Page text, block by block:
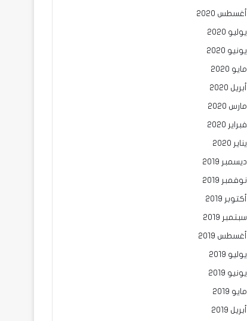
أغسطس 2020
يوليو 2020
يونيو 2020
مايو 2020
أبريل 2020
مارس 2020
فبراير 2020
يناير 2020
ديسمبر 2019
نوفمبر 2019
أكتوبر 2019
سبتمبر 2019
أغسطس 2019
يوليو 2019
يونيو 2019
مايو 2019
أبريل 2019